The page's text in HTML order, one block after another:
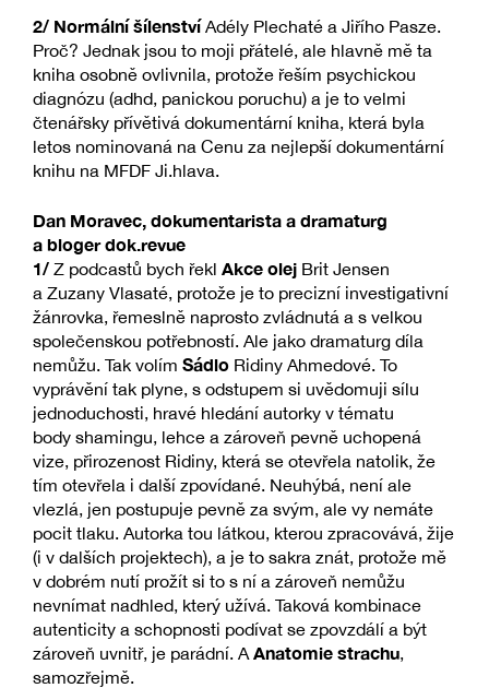
2/ Normální šílenstvíAdély Plechaté a Jiřího Pasze.
Proč? Jednak jsou to moji přátelé, ale hlavně mě ta
kniha osobně ovlivnila, protože řeším psychickou
diagnózu (adhd, panickou poruchu) a je to velmi
čtenářsky přívětivá dokumentární kniha, která byla
letos nominovaná na Cenu za nejlepší dokumentární
knihu na MFDF Ji.hlava.
Dan Moravec, dokumentarista a dramaturg
a bloger dok.revue
1/ Z podcastů bych řekl Akce olej Brit Jensen
a Zuzany Vlasaté, protože je to precizní investigativní
žánrovka, řemeslně naprosto zvládnutá a s velkou
společenskou potřebností. Ale jako dramaturg díla
nemůžu. Tak volím Sádlo Ridiny Ahmedové. To
vyprávění tak plyne, s odstupem si uvědomuji sílu
jednoduchosti, hravé hledání autorky v tématu
body shamingu, lehce a zároveň pevně uchopená
vize, přirozenost Ridiny, která se otevřela natolik, že
tím otevřela i další zpovídané. Neuhýbá, není ale
vlezlá, jen postupuje pevně za svým, ale vy nemáte
pocit tlaku. Autorka tou látkou, kterou zpracovává, žije
(i v dalších projektech), a je to sakra znát, protože mě
v dobrém nutí prožít si to s ní a zároveň nemůžu
nevnímat nadhled, který užívá. Taková kombinace
autenticity a schopnosti podívat se zpovzdálí a být
zároveň uvnitř, je parádní. A Anatomie strachu,
samozřejmě.